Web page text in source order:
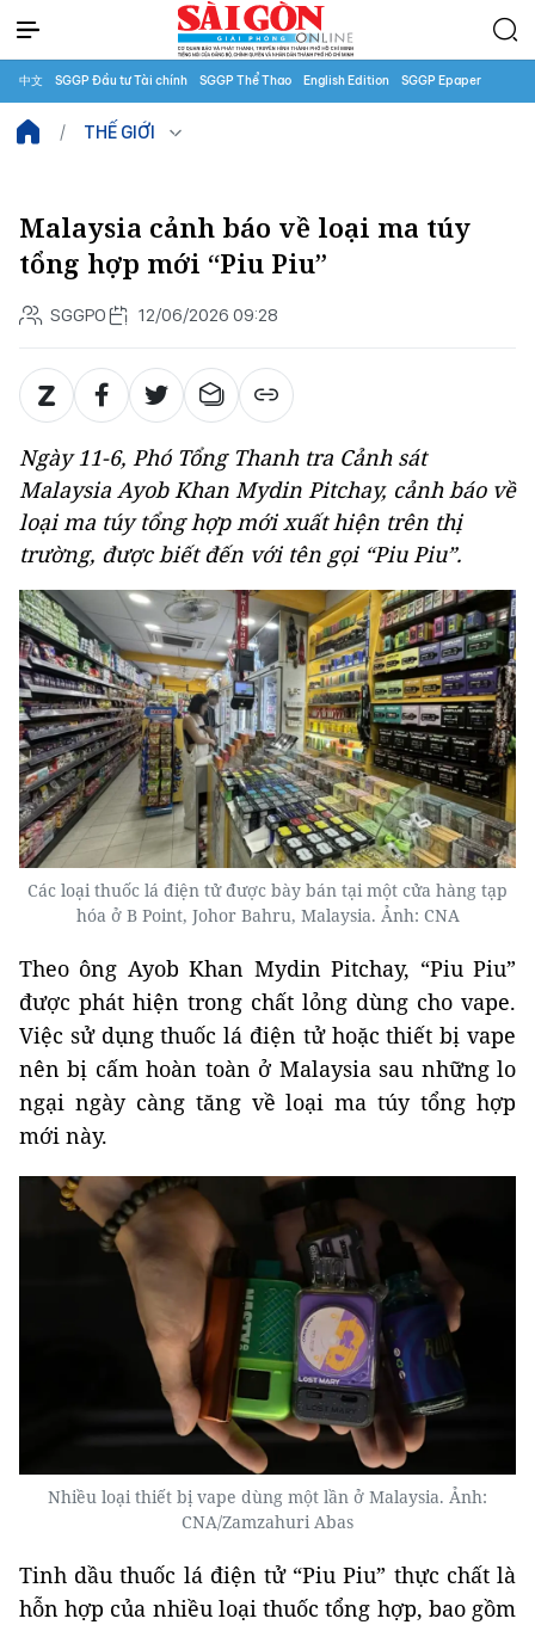
中文 SGGP Đầu tư Tài chính SGGP Thể Thao English Edition SGGP Epaper
THẾ GIỚI
Malaysia cảnh báo về loại ma túy
tổng hợp mới “Piu Piu”
SGGPO 12/06/2026 09:28
Ngày 11-6, Phó Tổng Thanh tra Cảnh sát
Malaysia Ayob Khan Mydin Pitchay, cảnh báo về
loại ma túy tổng hợp mới xuất hiện trên thị
trường, được biết đến với tên gọi “Piu Piu”.
Các loại thuốc lá điện tử được bày bán tại một cửa hàng tạp
hóa ở B Point, Johor Bahru, Malaysia. Ảnh: CNA
Theo ông Ayob Khan Mydin Pitchay, “Piu Piu”
được phát hiện trong chất lỏng dùng cho vape.
Việc sử dụng thuốc lá điện tử hoặc thiết bị vape
nên bị cấm hoàn toàn ở Malaysia sau những lo
ngại ngày càng tăng về loại ma túy tổng hợp
mới này.
Nhiều loại thiết bị vape dùng một lần ở Malaysia. Ảnh:
CNA/Zamzahuri Abas
Tinh dầu thuốc lá điện tử “Piu Piu” thực chất là
hỗn hợp của nhiều loại thuốc tổng hợp, bao gồm